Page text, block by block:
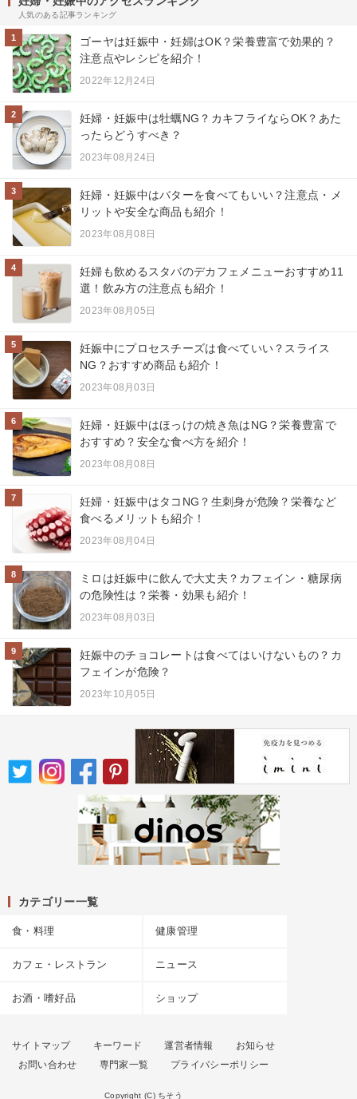
人気のある記事ランキング
1
ゴーヤは妊娠中・妊婦はOK？栄養豊富で効果的？
注意点やレシピを紹介！
2022年12月24日
2
妊婦・妊娠中は牡蠣NG？カキフライならOK？あた
ったらどうすべき？
2023年08月24日
3
妊婦・妊娠中はバターを食べてもいい？注意点・メ
リットや安全な商品も紹介！
2023年08月08日
4
妊婦も飲めるスタバのデカフェメニューおすすめ11
選！飲み方の注意点も紹介！
2023年08月05日
5
妊娠中にプロセスチーズは食べていい？スライス
NG？おすすめ商品も紹介！
2023年08月03日
6
妊婦・妊娠中はほっけの焼き魚はNG？栄養豊富で
おすすめ？安全な食べ方を紹介！
2023年08月08日
7
妊婦・妊娠中はタコNG？生刺身が危険？栄養など
食べるメリットも紹介！
2023年08月04日
8
ミロは妊娠中に飲んで大丈夫？カフェイン・糖尿病
の危険性は？栄養・効果も紹介！
2023年08月03日
9
妊娠中のチョコレートは食べてはいけないもの？カ
フェインが危険？
2023年10月05日
カテゴリー一覧
食・料理 健康管理
カフェ・レストラン ニュース
お酒・嗜好品 ショップ
サイトマップ キーワード 運営者情報
お知らせ
お問い合わせ
専門家一覧 プライバシーポリシー
Copyright (C) ちそう